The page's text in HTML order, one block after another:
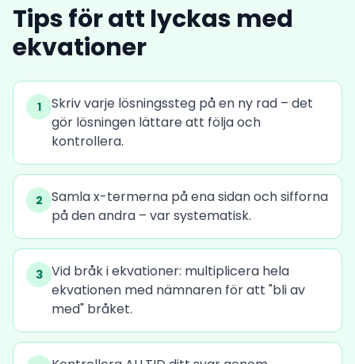
Tips för att lyckas med
ekvationer
1
Skriv varje lösningssteg på en ny rad – det
gör lösningen lättare att följa och
kontrollera.
2 Samla x-termerna på ena sidan och sifforna
på den andra – var systematisk.
3 Vid bråk i ekvationer: multiplicera hela
ekvationen med nämnaren för att "bli av
med" bråket.